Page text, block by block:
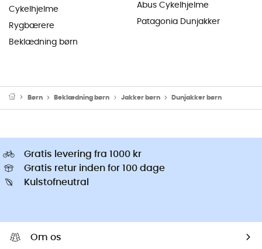
Cykelhjelme
Rygbærere
Beklædning børn
Abus Cykelhjelme
Patagonia Dunjakker
Børn Beklædning børn Jakker børn Dunjakker børn
Gratis levering fra 1000 kr
Gratis retur inden for 100 dage
Kulstofneutral
Om os